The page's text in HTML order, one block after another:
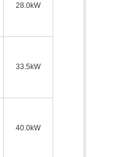
28.0kW
33.5kW
40.0kW